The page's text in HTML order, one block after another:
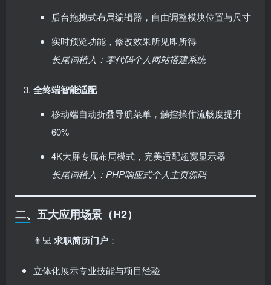
后台拖拽式布局编辑器，自由调整模块位置与尺寸
实时预览功能，修改效果所见即所得
长尾词植入：零代码个人网站搭建系统
全终端智能适配
移动端自动折叠导航菜单，触控操作流畅度提升
60%
4K大屏专属布局模式，完美适配超宽显示器
长尾词植入：PHP响应式个人主页源码
二、五大应用场景（H2）
👨💻 ​ 求职简历门户 ：
立体化展示专业技能与项目经验